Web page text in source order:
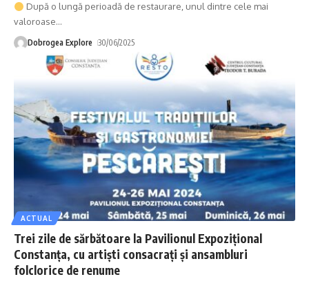
După o lungă perioadă de restaurare, unul dintre cele mai
valoroase…
Dobrogea Explore 30/06/2025
ACTUAL
Trei zile de sărbătoare la Pavilionul Expozițional
Constanța, cu artiști consacrați și ansambluri
folclorice de renume